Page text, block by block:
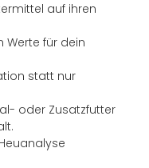
auf ihren
Werte für dein
statt nur
oder Zusatzfutter